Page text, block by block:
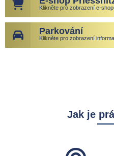
Klikněte pro zobrazení e-
Parkování
Klikněte pro zobrazení
Jak je